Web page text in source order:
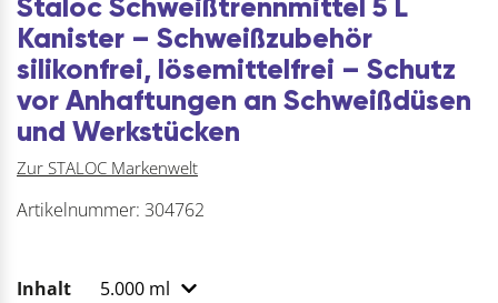
Kanister – Schweißzubehör
silikonfrei, lösemittelfrei – Schutz
vor Anhaftungen an Schweißdüsen
und Werkstücken
Zur STALOC Markenwelt
Artikelnummer: 304762
Inhalt